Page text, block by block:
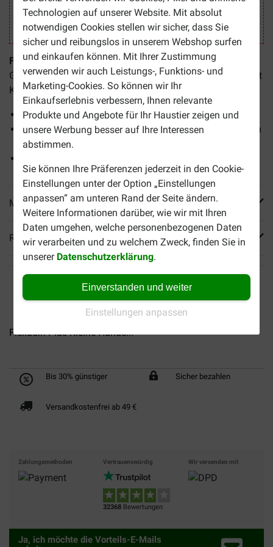
Technologien auf unserer Website. Mit absolut
notwendigen Cookies stellen wir sicher, dass Sie
sicher und reibungslos in unserem Webshop surfen
und einkaufen können. Mit Ihrer Zustimmung
verwenden wir auch Leistungs-, Funktions- und
Marketing-Cookies. So können wir Ihr
Einkaufserlebnis verbessern, Ihnen relevante
Produkte und Angebote für Ihr Haustier zeigen und
unsere Werbung besser auf Ihre Interessen
abstimmen.
Sie können Ihre Präferenzen jederzeit in den Cookie-
Einstellungen unter der Option „Einstellungen
anpassen“ am unteren Rand der Seite ändern.
Weitere Informationen darüber, wie wir mit Ihren
Daten umgehen, welche personenbezogenen Daten
wir verarbeiten und zu welchem Zweck, finden Sie in
unserer Datenschutzerklärung.
Einverstanden und weiter
Einstellungen anpassen
Flexadin Advanced Catist ein Supplement für Katzen mit
Gelenkbeschwerden. Dieses Ergänzungsfuttermittel enthält
Kollagen Typ 2, ein wichtiger Bestandteil des Knorpels.
Enthält Kollagen Typ II
Für Katzen mit Gelenkbeschwerden im fortgeschrittenen
Stadium
Mehr Produktinfos
Reviews
Flexadin Plus Kleine Hunde...
Bis 30% günstiger Sicher bezahlen
Versandkostenfrei ab 49 €
Zahlungsmethoden Vertrauenswürdig
32368 Bewertungen
Wir versenden mit
Ja, ich möchte die Vorteils-E-Mails